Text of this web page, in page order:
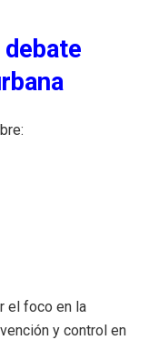
el foco en la
y control en